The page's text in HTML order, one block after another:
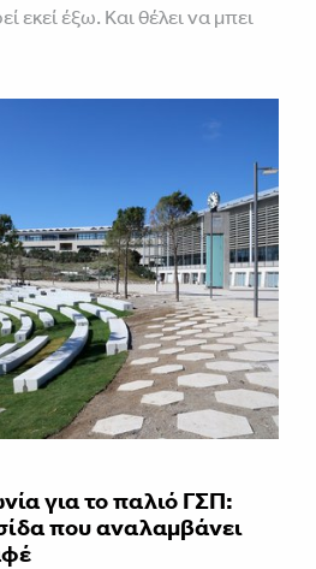
εκεί έξω. Και θέλει να μπει
για το παλιό ΓΣΠ:
που αναλαμβάνει